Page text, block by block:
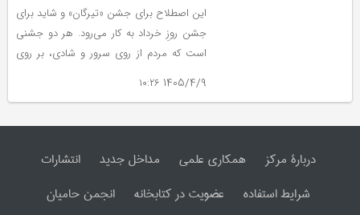
این اصطلاح برای جشن «تیرگان» و شاید برای
جشن روزِ خرداد به کار می‌رود. هر دو جشنی
است که مردم از روی سرور و شادی، بر روی
1405/4/9 ۱۰:۲۶
دربارۀ مرکز همکاری علمی مداخل جدید
انتشارات
شرایط استفاده
عضویت در کتابخانه
انجمن حامیان